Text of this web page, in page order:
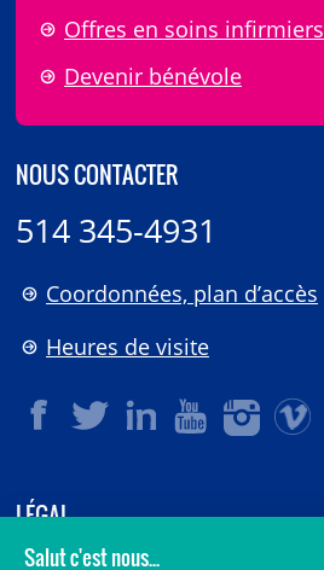
Offres en soins infirmiers
Devenir bénévole
NOUS CONTACTER
514 345-4931
Coordonnées, plan d’accès
Heures de visite
LÉGAL
© 2006-2026CHU Sainte-Justine.